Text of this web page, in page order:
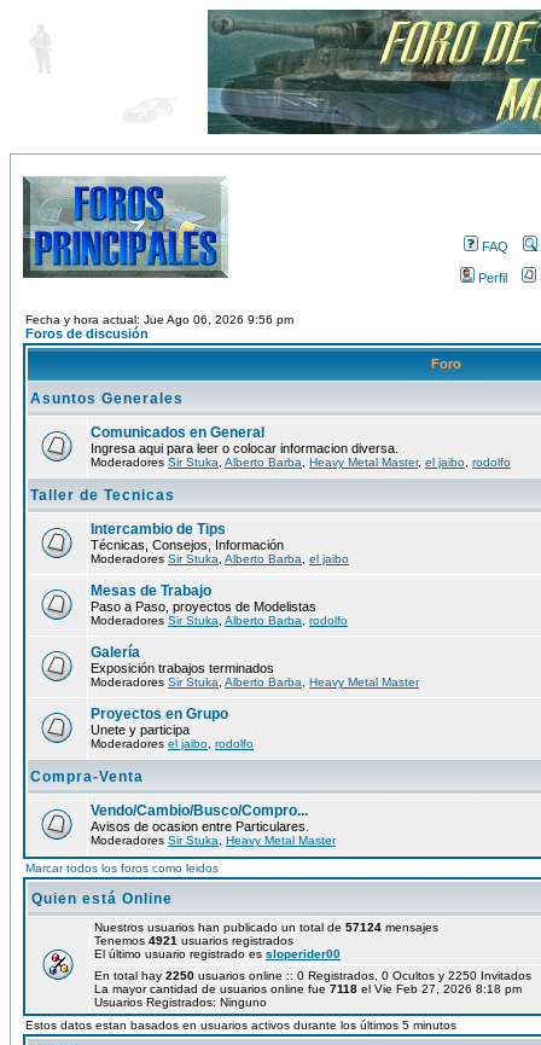
FAQ
Perfil
Fecha y hora actual: Jue Ago 06, 2026 9:56 pm
Foros de discusión
Foro
Asuntos Generales
Comunicados en General
Ingresa aqui para leer o colocar informacion diversa.
Moderadores Sir Stuka Alberto Barba Heavy Metal Master, el jaibo rodolfo
Taller de Tecnicas
Intercambio de Tips
Técnicas, Consejos, Información
Moderadores Sir Stuka Alberto Barba el jaibo
Mesas de Trabajo
Paso a Paso, proyectos de Modelistas
Moderadores Sir Stuka Alberto Barba rodolfo
Galería
Exposición trabajos terminados
Moderadores Sir Stuka Alberto Barba Heavy Metal Master
Proyectos en Grupo
Unete y participa
Moderadores el jaibo rodolfo
Compra-Venta
Vendo/Cambio/Busco/Compro...
Avisos de ocasion entre Particulares.
Moderadores Sir Stuka Heavy Metal Master
Marcar todos los foros como leidos
Quien está Online
Nuestros usuarios han publicado un total de 57124 mensajes
Tenemos 4921 usuarios registrados
El último usuario registrado es sloperider00
En total hay 2250 usuarios online :: 0 Registrados, 0 Ocultos y 2250
La mayor cantidad de usuarios online fue 7118 el Vie Feb 27, 2026 8:18 pm
Usuarios Registrados: Ninguno
Estos datos estan basados en usuarios activos durante los últimos 5 minutos